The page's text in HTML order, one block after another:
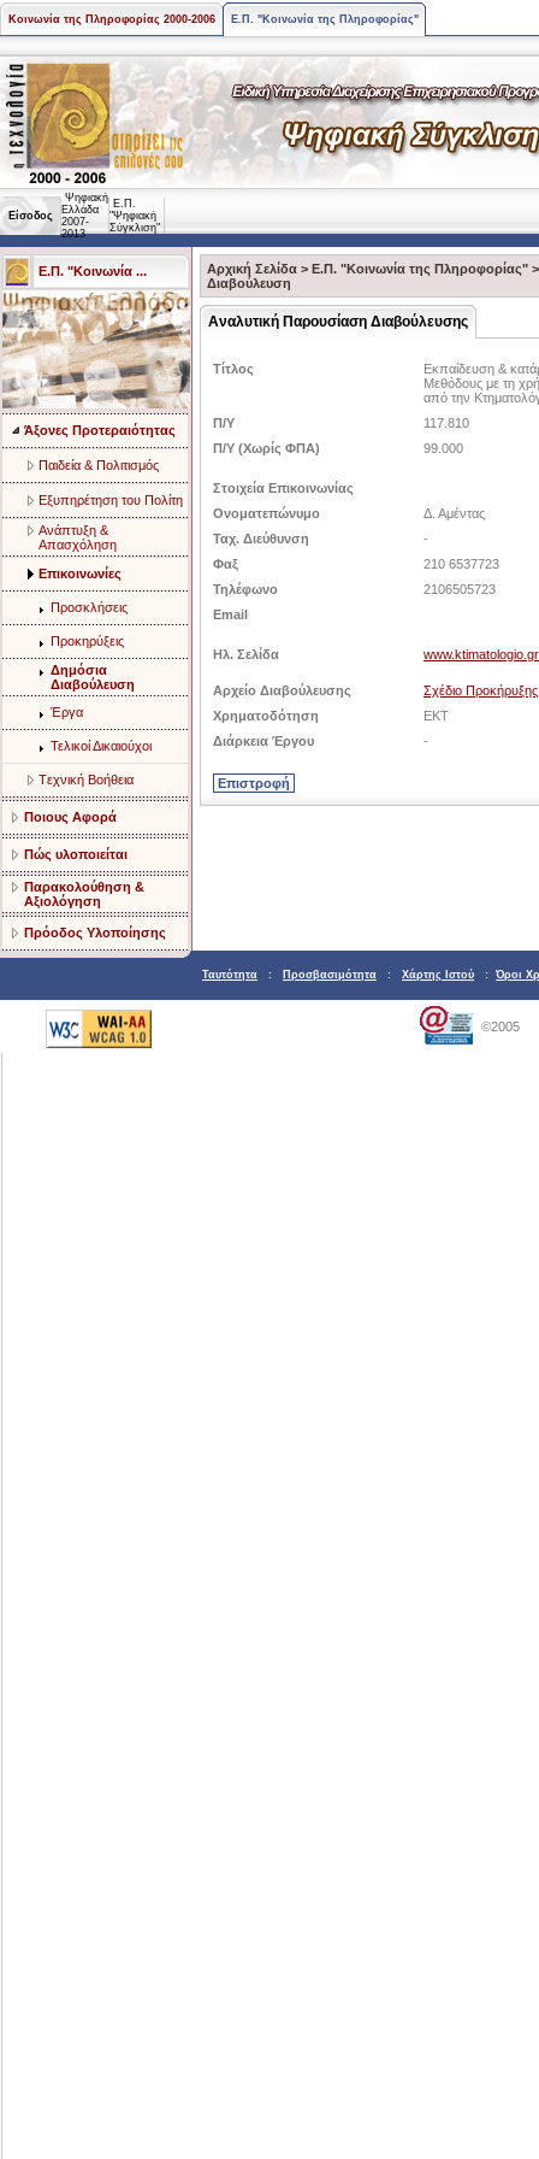
Κοινωνία της Πληροφορίας 2000-2006 Ε.Π. "Κοινωνία της Πληροφορίας"
Είσοδος
Ψηφιακή
Ελλάδα
2007-
2013
Ε.Π.
"Ψηφιακή
Σύγκλιση"
Ε.Π. "Κοινωνία ...
Άξονες Προτεραιότητας
Παιδεία & Πολιτισμός
Eξυπηρέτηση του Πολίτη
Aνάπτυξη &
Aπασχόληση
Eπικοινωνίες
Προσκλήσεις
Προκηρύξεις
Δημόσια
Διαβούλευση
Έργα
Τελικοί Δικαιούχοι
Tεχνική Bοήθεια
Ποιους Αφορά
Πώς υλοποιείται
Παρακολούθηση &
Αξιολόγηση
Πρόοδος Υλοποίησης
Αρχική Σελίδα > Ε.Π. "Κοινωνία της Πληροφορίας"
Διαβούλευση
Αναλυτική Παρουσίαση Διαβούλευσης
Τίτλος
Εκπαίδευση &
Μεθόδους με τη
από την
Π/Υ
117.810
Π/Υ (Χωρίς ΦΠΑ)
99.000
Στοιχεία Επικοινωνίας
Ονοματεπώνυμο
Δ. Αμέντας
Ταχ. Διεύθυνση
-
Φαξ
210 6537723
Τηλέφωνο
2106505723
Email
Ηλ. Σελίδα www.ktimatologio.gr
Αρχείο Διαβούλευσης
Σχέδιο Προκήρυξης
Χρηματοδότηση
ΕΚΤ
Διάρκεια Έργου
-
Ταυτότητα : Προσβασιμότητα : Χάρτης Ιστού : Όροι
©2005